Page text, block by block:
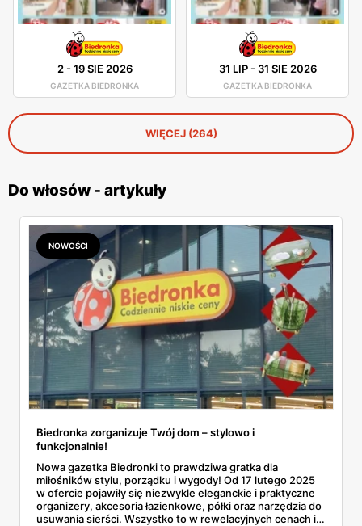
2-19 SIE 2026
GAZETKA BIEDRONKA
31 LIP- 31 SIE 2026
GAZETKA BIEDRONKA
WIĘCEJ (264)
Do włosów - artykuły
NOWOŚCI
Biedronka zorganizuje Twój dom – stylowo i
funkcjonalnie!
Nowa gazetka Biedronki to prawdziwa gratka dla
miłośników stylu, porządku i wygody! Od 17 lutego 2025
w ofercie pojawiły się niezwykle eleganckie i praktyczne
organizery, akcesoria łazienkowe, półki oraz narzędzia do
usuwania sierści. Wszystko to w rewelacyjnych cenach i